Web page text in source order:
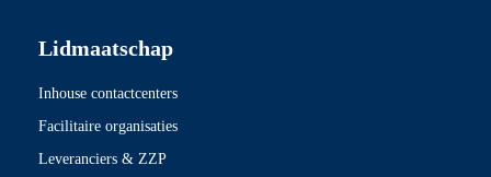
Lidmaatschap
Inhouse contactcenters
Facilitaire organisaties
Leveranciers & ZZP